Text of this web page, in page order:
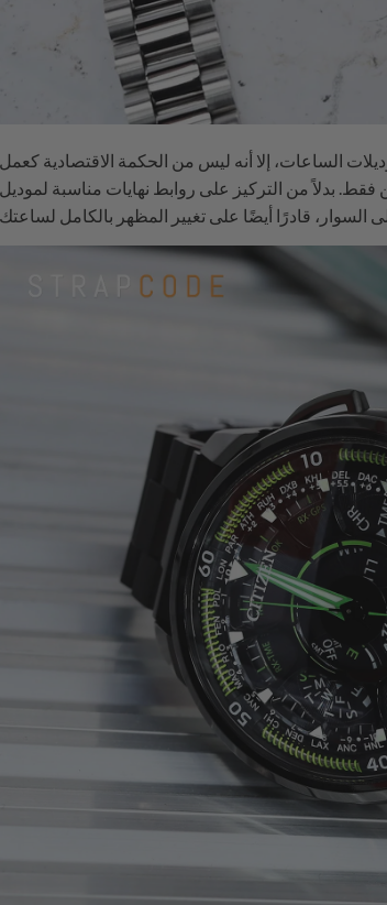
الساعات، إلا أنه ليس من الحكمة الاقتصادية كعمل
بدلاً من التركيز على روابط نهايات مناسبة لموديل